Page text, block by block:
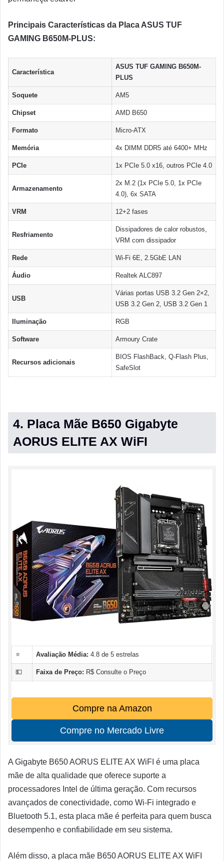
Principais Características da Placa ASUS TUF
GAMING B650M-PLUS:
Característica
ASUS TUF GAMING B650M-
PLUS
Soquete AM5
Chipset AMD B650
Formato Micro-ATX
Memória 4x DIMM DDR5 até 6400+ MHz
PCIe 1x PCIe 5.0 x16, outros PCIe 4.0
Armazenamento
2x M.2 (1x PCIe 5.0, 1x PCIe
4.0), 6x SATA
VRM 12+2 fases
Resfriamento
Dissipadores de calor robustos,
VRM com dissipador
Rede Wi-Fi 6E, 2.5GbE LAN
Áudio Realtek ALC897
USB
Várias portas USB 3.2 Gen 2×2,
USB 3.2 Gen 2, USB 3.2 Gen 1
Iluminação RGB
Software Armoury Crate
Recursos adicionais
BIOS FlashBack, Q-Flash Plus,
SafeSlot
4. Placa Mãe B650 Gigabyte
AORUS ELITE AX WiFI
⭐ Avaliação Média: 4.8 de 5 estrelas
💵 Faixa de Preço: R$ Consulte o Preço
Compre na Amazon
Compre no Mercado Livre
A Gigabyte B650 AORUS ELITE AX WiFI é uma placa
mãe de alta qualidade que oferece suporte a
processadores Intel de última geração. Com recursos
avançados de conectividade, como Wi-Fi integrado e
Bluetooth 5.1, esta placa mãe é perfeita para quem busca
desempenho e confiabilidade em seu sistema.
Além disso, a placa mãe B650 AORUS ELITE AX WiFI